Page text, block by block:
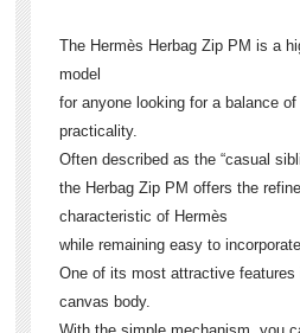
The Hermès Herbag Zip PM is a
model
for anyone looking for a balance
practicality.
Often described as the “casual
the Herbag Zip PM offers the
characteristic of Hermès
while remaining easy to
One of its most attractive features
canvas body.